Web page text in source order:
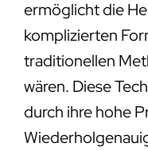
ermöglicht die
komplizierten
traditionellen
wären. Diese
durch ihre hohe